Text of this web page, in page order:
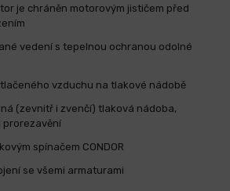
je chráněn motorovým jističem před
vedení s tepelnou ochranou odolné
vzduchu na tlakové nádobě
(zevnitř i zvenčí) tlaková nádoba,
prorezavění
spínačem CONDOR
se všemi armaturami